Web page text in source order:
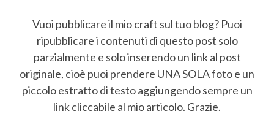
Vuoi pubblicare il mio craft sul tuo blog? Puoi
ripubblicare i contenuti di questo post solo
parzialmente e solo inserendo un link al post
originale, cioè puoi prendere UNA SOLA foto e un
piccolo estratto di testo aggiungendo sempre un
link cliccabile al mio articolo. Grazie.